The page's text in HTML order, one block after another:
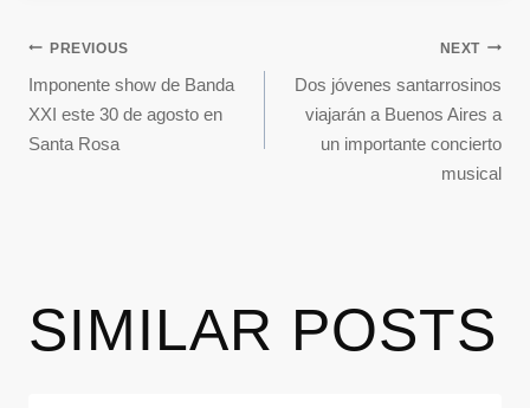
PREVIOUS
Imponente show de Banda
XXI este 30 de agosto en
Santa Rosa
NEXT
Dos jóvenes santarrosinos
viajarán a Buenos Aires a
un importante concierto
musical
SIMILAR POSTS